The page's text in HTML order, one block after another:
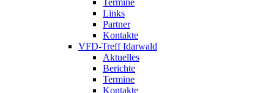
Termine
Links
Partner
Kontakte
VFD-Treff Idarwald
Aktuelles
Berichte
Termine
Kontakte